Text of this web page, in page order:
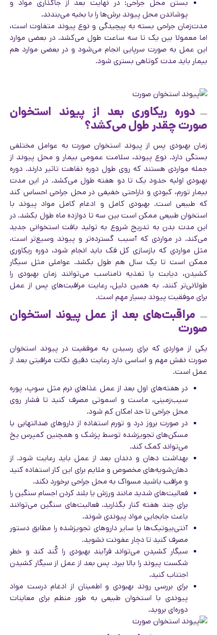
بستن محل جراحی: در نهایت بعد از جاگذاری مواد و
پوشاندن محل پیوند برش‌ها را با بخیه می‌بندند.
مدت‌زمان جراحی بسته به پیچیدگی و نوع پیوند متفاوت است،
اما معمولا بین یک تا سه ساعت طول می‌کشد. در بعضی موارد
این عمل به صورت سرپایی انجام می‌شود و در بعضی موارد هم
بیمار باید مدت کوتاهی بستری شود.
دوره ریکاوری بعد از پیوند استخوان
صورت چقدر طول می‌کشد؟
زمان بهبودی پس از پیوند استخوان صورت به عوامل مختلفی
بستگی دارد. نوع پیوند، سلامت عمومی بیمار و محل پیوند از
جمله مواردی هستند که روی طول دوره نقاهت تاثیر دارند. دوره
بهبودی اولیه حدود یک تا دو هفته طول می‌کشد. در این مدت
بیمار تورم، کبودی و ناراحتی خفیفی در محل جراحی احساس کند
که طبیعی است. بهبودی کامل و ادغام کامل مواد پیوند با
استخوان طبیعی ممکن است بین سه تا دوازده ماه طول بکشد. در
این مدت بدن به تدریج شروع به تولید بافت استخوانی جدید
می‌کند. در مواردی که آسیب گسترده‌تر و پیوند وسیع‌تر است،
مثل مواردی که بازسازی کل فک باید انجام شود، دوره ریکاوری
ممکن است تا یک سال هم طول بکشد. عواملی مثل سیگار
کشیدن، دیابت یا تغذیه نامناسب می‌توانند زمان بهبودی را
طولانی‌تر کنند. به همین دلیل، رعایت مراقبت‌های پس از عمل
برای موفقیت پیوند بسیار مهم است.
مراقبت‌های بعد از عمل پیوند استخوان
صورت
یکی از مواردی که برای رسیدن به موفقیت در پیوند استخوان
صورت نقش مهم و اساسی دارد رعایت دقیق نکات مراقبتی بعد از
عمل است.
در هفته‌های اول بعد از عمل غذاهای نرم مثل سوپ، پوره
سیب‌زمینی، ماست و اسموتی مصرف کنید تا فشار روی
محل جراحی تا حد امکان کم شود.
در صورت بروز درد و تورم استفاده از داروهای ضدالتهابی یا
مسکن‌های تجویزشده توسط پزشک و همچنین کمپرس یخ
می‌تواند کمک کند.
بهداشت دهان و دندان بعد از عمل باید رعایت شود. از
دهان‌شویه‌های مخصوص و ملایم برای این کار استفاده کنید
و مراقب باشید مسواک به محل جراحی برخورد نکند.
فعالیت‌های شدید مانند ورزش یا بلند کردن اجسام سنگین را
برای چند هفته کنار بگذارید. فعالیت‌های سنگین می‌توانند
باعث جابجایی مواد پیوندی شوند.
آنتی‌بیوتیک‌ها یا سایر داروهای تجویزشده را مطابق دستور
مصرف کنید تا دچار عفونت نشوید.
سیگار کشیدن می‌تواند فرآیند بهبودی را کُند کند و خطر
شکست پیوند را بالا ببرد. پس بعد از عمل از سیگار کشیدن
اجتناب کنید.
برای بررسی روند بهبودی و اطمینان از ادغام درست مواد
پیوندی با استخوان طبیعی به طور منظم برای معاینات
دوره‌ای بروید.